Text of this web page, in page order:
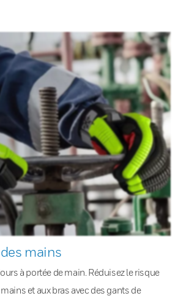
mains
à portée de main. Réduisez le risque
et aux bras avec des gants de